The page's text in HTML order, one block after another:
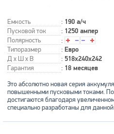
Емкость : 190 а/ч
Пусковой ток : 1250 ампер
Полярность
:
Типоразмер
: Евро
Д x Ш x В : 518x240x242
Гарантия : 18 месяцев
Это абсолютно новая серия
повышенными пусковыми токами.
достигаются благодаря
специально разработаны для